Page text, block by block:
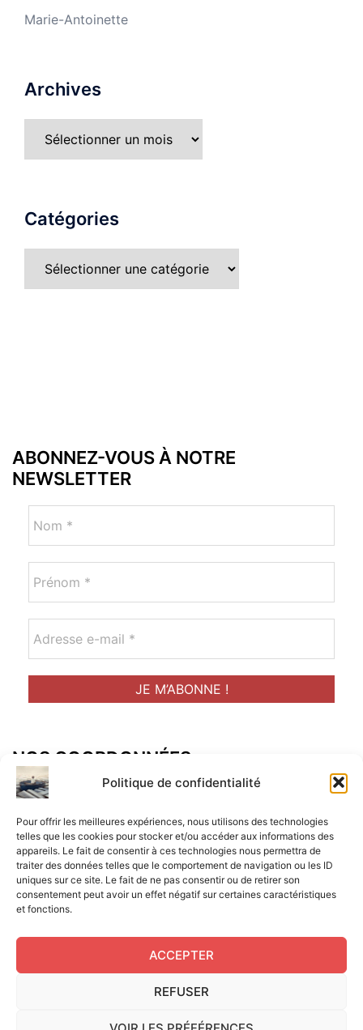
Politique de confidentialité
Pour offrir les meilleures expériences, nous utilisons des technologies
telles que les cookies pour stocker et/ou accéder aux informations des
appareils. Le fait de consentir à ces technologies nous permettra de
traiter des données telles que le comportement de navigation ou les ID
uniques sur ce site. Le fait de ne pas consentir ou de retirer son
consentement peut avoir un effet négatif sur certaines caractéristiques
et fonctions.
ACCEPTER
REFUSER
Marie-Antoinette
Archives
Catégories
ABONNEZ-VOUS À NOTRE
NEWSLETTER
NOS COORDONNÉES
Adresse postal :
ALCF
34 Rue René Brunen
33950 LEGE CAP-FERRET
Mail :
contact@aperitif-litteraire-cap-ferret.fr
Edité par L'Apéritif Littéraire du Cap-Ferret © 2024